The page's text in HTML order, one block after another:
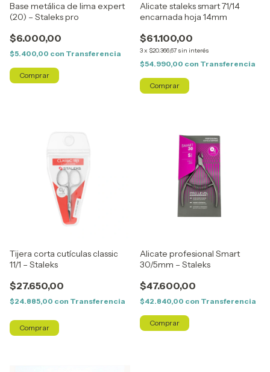
Base metálica de lima expert
(20) – Staleks pro
$6.000,00
$5.400,00 con Transferencia
Alicate staleks smart 71/14
encarnada hoja 14mm
$61.100,00
3x $20.366,67 sin interés
$54.990,00 con Transferencia
Tijera corta cutículas classic
11/1 – Staleks
$27.650,00
$24.885,00 con Transferencia
Alicate profesional Smart
30/5mm – Staleks
$47.600,00
$42.840,00 con Transferencia